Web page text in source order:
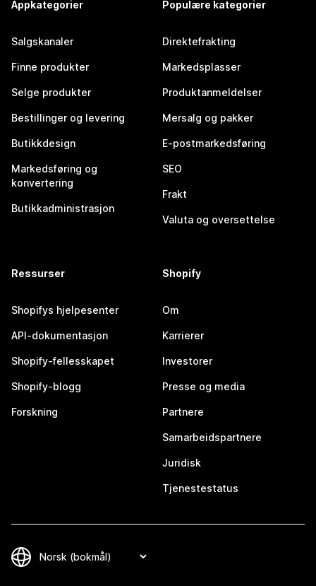
Appkategorier
Salgskanaler
Finne produkter
Selge produkter
Bestillinger og levering
Butikkdesign
Markedsføring og
konvertering
Butikkadministrasjon
Populære kategorier
Direktefrakting
Markedsplasser
Produktanmeldelser
Mersalg og pakker
E-postmarkedsføring
SEO
Frakt
Valuta og oversettelse
Ressurser
Shopifys hjelpesenter
API-dokumentasjon
Shopify-fellesskapet
Shopify-blogg
Forskning
Shopify
Om
Karrierer
Investorer
Presse og media
Partnere
Samarbeidspartnere
Juridisk
Tjenestestatus